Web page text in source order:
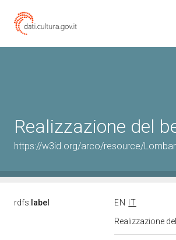
Realizzazione del
https://w3id.org/arco/resource/
rdfs: label EN
IT
Realizzazione